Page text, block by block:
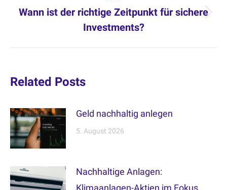
Next
Wann ist der richtige Zeitpunkt für sichere
Investments?
Related Posts
Geld nachhaltig anlegen
5. August 2026
Nachhaltige Anlagen:
Klimaanlagen-Aktien im Fokus